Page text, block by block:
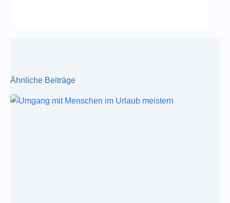
Ähnliche Beiträge